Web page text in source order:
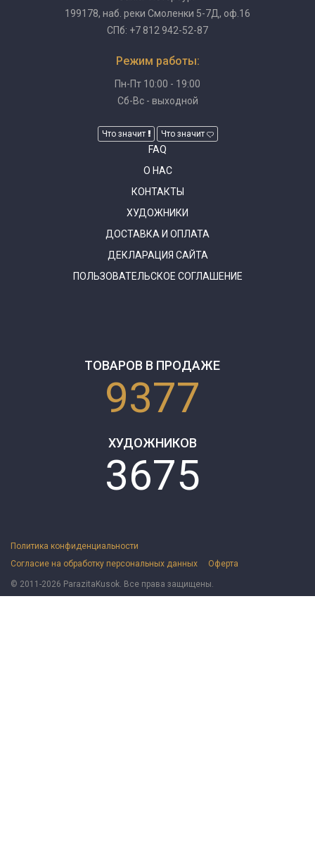
199178, наб. реки Смоленки 5-7Д, оф.16
СПб: +7 812 942-52-87
Режим работы:
Пн-Пт 10:00 - 19:00
Сб-Вс - выходной
Что значит Что значит
FAQ
О НАС
КОНТАКТЫ
ХУДОЖНИКИ
ДОСТАВКА И ОПЛАТА
ДЕКЛАРАЦИЯ САЙТА
ПОЛЬЗОВАТЕЛЬСКОЕ СОГЛАШЕНИЕ
ТОВАРОВ В ПРОДАЖЕ
9377
ХУДОЖНИКОВ
3675
Политика конфиденциальности
Согласие на обработку персональных данных
Оферта
© 2011-2026 ParazitaKusok. Все права защищены.